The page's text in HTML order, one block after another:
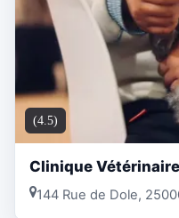
(4.5)
Clinique
144 Rue de Dole,